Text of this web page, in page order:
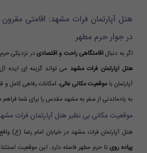
هتل آپارتمان فرات مشهد: اقامتی
در جوار حرم مطهر
اگر به دنبالاقامتگاهی راحت و اقتصادیدر نزدیکی
هتل آپارتمان فرات مشهد می تواند گزینه ای ایده
آپارتمان با موقعیت مکانی عالی، امکانات رفاهی کامل
به یادماندنی از سفر به مشهد مقدس را برای شما فراهم
موقعیت مکانی بی نظیر هتل آپارتمان فرات
هتل آپارتمان فرات مشهد در خیابان امام رضا (ع)
پیاده روی تا حرم مطهر فاصله دارد. این موقعیت